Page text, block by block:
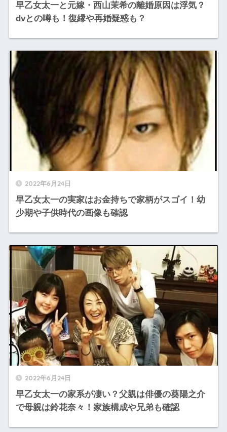
早乙女太一と元嫁・西山茉希の離婚原因は浮気？
dvとの噂も！復縁や再婚疑惑も？
2022年6月24日
早乙女太一の実家はお金持ちで家柄がスゴイ！幼
少期や子供時代の画像も確認
2022年6月24日
早乙女太一の家系が凄い？父親は俳優の葵陽之介
で母親は鈴花奈々！家族構成や兄弟も確認